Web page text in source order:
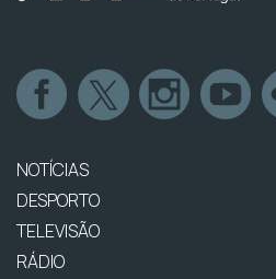
NOTÍCIAS
DESPORTO
TELEVISÃO
RÁDIO